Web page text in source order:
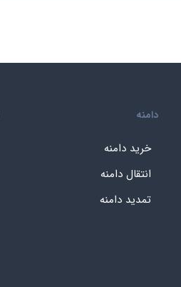
دامنه
خرید دامنه
انتقال دامنه
تمدید دامنه